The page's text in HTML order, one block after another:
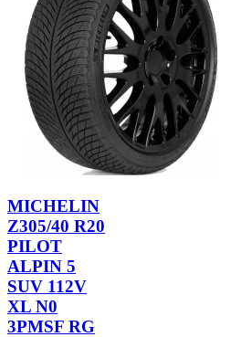
MICHELIN
Z305/40 R20
PILOT
ALPIN 5
SUV 112V
XL N0
3PMSF RG